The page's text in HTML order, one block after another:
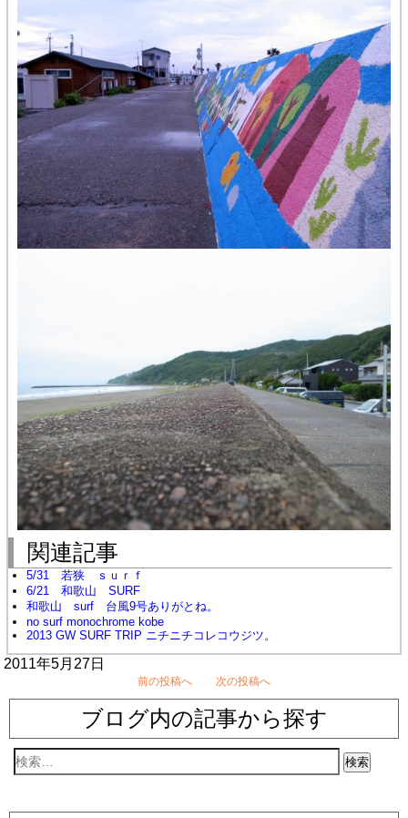
関連記事
5/31 若狭 ｓｕｒｆ
6/21 和歌山 SURF
和歌山 surf 台風9号ありがとね。
no surf monochrome kobe
2013 GW SURF TRIP ニチニチコレコウジツ。
2011年5月27日
前の投稿へ 次の投稿へ
ブログ内の記事から探す